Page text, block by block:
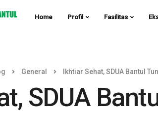
Home Profil Fasilitas
General Ikhtiar Sehat, SDUA Bantul
SDUA